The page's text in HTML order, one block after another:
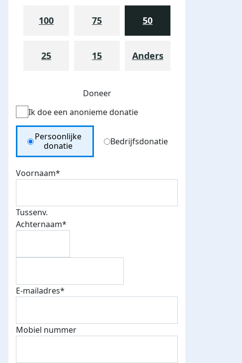
Donateurs
bedankt
100 75 50
25 15 Anders
Doneer
Ik doe een anonieme donatie
Donation Type
Persoonlijke
donatie
Bedrijfsdonatie
Voornaam*
Tussenv.
Achternaam*
E-mailadres*
Mobiel nummer